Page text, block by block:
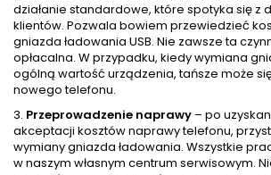
działanie standardowe, które spotyka się z
klientów. Pozwala bowiem przewiedzieć
gniazda ładowania USB. Nie zawsze ta
opłacalna. W przypadku, kiedy wymiana
ogólną wartość urządzenia, tańsze może
nowego telefonu.
3. Przeprowadzenie naprawy – po
akceptacji kosztów naprawy telefonu,
wymiany gniazda ładowania. Wszystkie
w naszym własnym centrum serwisowym.